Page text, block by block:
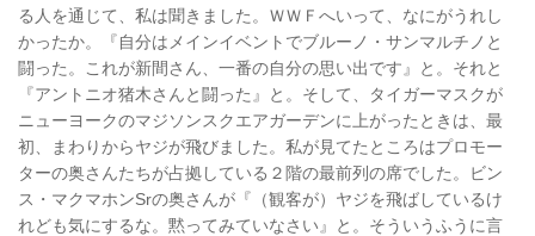
る人を通じて、私は聞きました。ＷＷＦへいって、なにがうれし
かったか。『自分はメインイベントでブルーノ・サンマルチノと
闘った。これが新間さん、一番の自分の思い出です』と。それと
『アントニオ猪木さんと闘った』と。そして、タイガーマスクが
ニューヨークのマジソンスクエアガーデンに上がったときは、最
初、まわりからヤジが飛びました。私が見てたところはプロモー
ターの奥さんたちが占拠している２階の最前列の席でした。ビン
ス・マクマホンSrの奥さんが『（観客が）ヤジを飛ばしているけ
れども気にするな。黙ってみていなさい』と。そういうふうに言